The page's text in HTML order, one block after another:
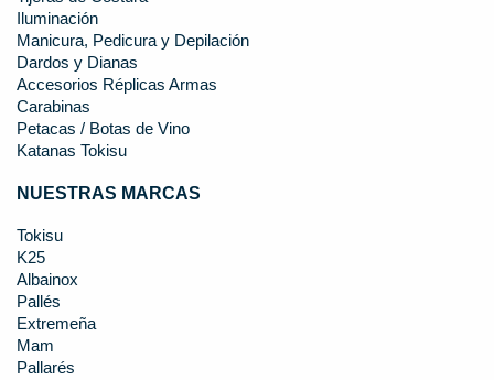
Iluminación
Manicura, Pedicura y Depilación
Dardos y Dianas
Accesorios Réplicas Armas
Carabinas
Petacas / Botas de Vino
Katanas Tokisu
NUESTRAS MARCAS
Tokisu
K25
Albainox
Pallés
Extremeña
Mam
Pallarés